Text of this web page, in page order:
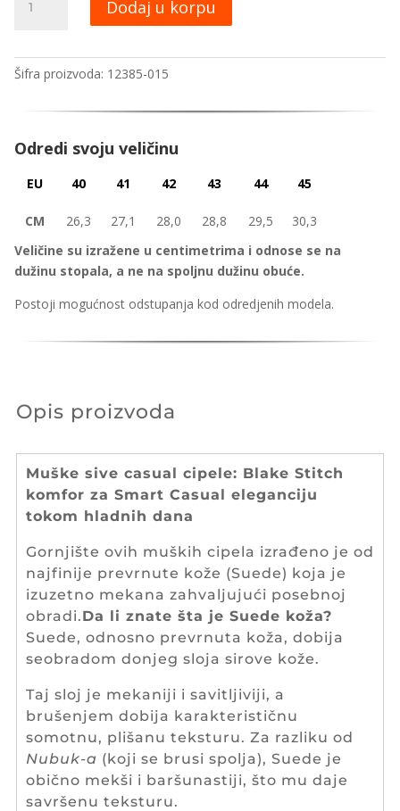
cipele
015
количина
Dodaj u korpu
Šifra proizvoda: 12385-015
Odredi svoju veličinu
EU 40 41 42 43 44 45
CM 26,3 27,1 28,0 28,8 29,5
30,3
Veličine su izražene u centimetrima i odnose se na
dužinu stopala, a ne na spoljnu dužinu obuće.
Postoji mogućnost odstupanja kod odredjenih modela.
Opis proizvoda
Muške sive casual cipele: Blake Stitch
komfor za Smart Casual eleganciju
tokom hladnih dana
Gornjište ovih muških cipela izrađeno je od
najfinije prevrnute kože (Suede) koja je
izuzetno mekana zahvaljujući posebnoj
obradi.Da li znate šta je Suede koža?
Suede, odnosno prevrnuta koža, dobija
seobradom donjeg sloja sirove kože.
Taj sloj je mekaniji i savitljiviji, a
brušenjem dobija karakterističnu
somotnu, plišanu teksturu. Za razliku od
Nubuk-a (koji se brusi spolja), Suede je
obično mekši i baršunastiji, što mu daje
savršenu teksturu.